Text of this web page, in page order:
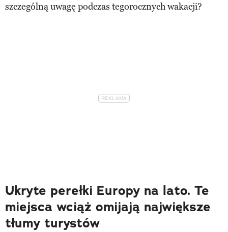
szczególną uwagę podczas tegorocznych wakacji?
Ukryte perełki Europy na lato. Te
miejsca wciąż omijają największe
tłumy turystów